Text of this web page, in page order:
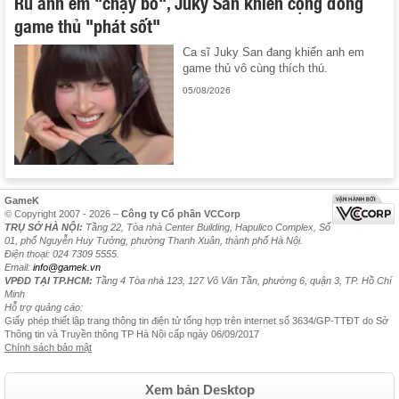
game thủ "phát sốt"
Ca sĩ Juky San đang khiến anh em
game thủ vô cùng thích thú.
05/08/2026
GameK
© Copyright 2007 - 2026 – Công ty Cổ phần VCCorp
TRỤ SỞ HÀ NỘI: Tầng 22, Tòa nhà Center Building, Hapulico Complex, Số
01, phố Nguyễn Huy Tưởng, phường Thanh Xuân, thành phố Hà Nội.
Điện thoại: 024 7309 5555.
Email: info@gamek.vn
VPĐD TẠI TP.HCM: Tầng 4 Tòa nhà 123, 127 Võ Văn Tần, phường 6, quận 3, TP. Hồ Chí
Minh
Hỗ trợ quảng cáo:
Giấy phép thiết lập trang thông tin điện tử tổng hợp trên internet số 3634/GP-TTĐT do Sở
Thông tin và Truyền thông TP Hà Nội cấp ngày 06/09/2017
Chính sách bảo mật
Xem bản Desktop